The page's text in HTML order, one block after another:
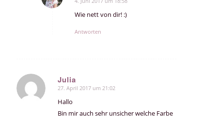
sagte:
Wie nett von dir! :)
Antworten
Julia
sagte:
27. April 2017 um 21:02
Hallo
Bin mir auch sehr unsicher welche Farbe